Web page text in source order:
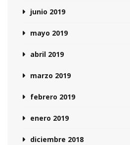
junio 2019
mayo 2019
abril 2019
marzo 2019
febrero 2019
enero 2019
diciembre 2018